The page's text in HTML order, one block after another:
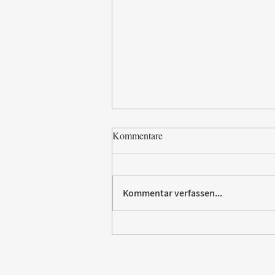
Paw Patrol erobert die
Kommentare
Kommentar verfassen...